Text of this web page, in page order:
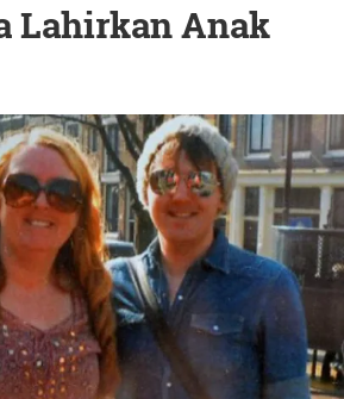
Lahirkan Anak